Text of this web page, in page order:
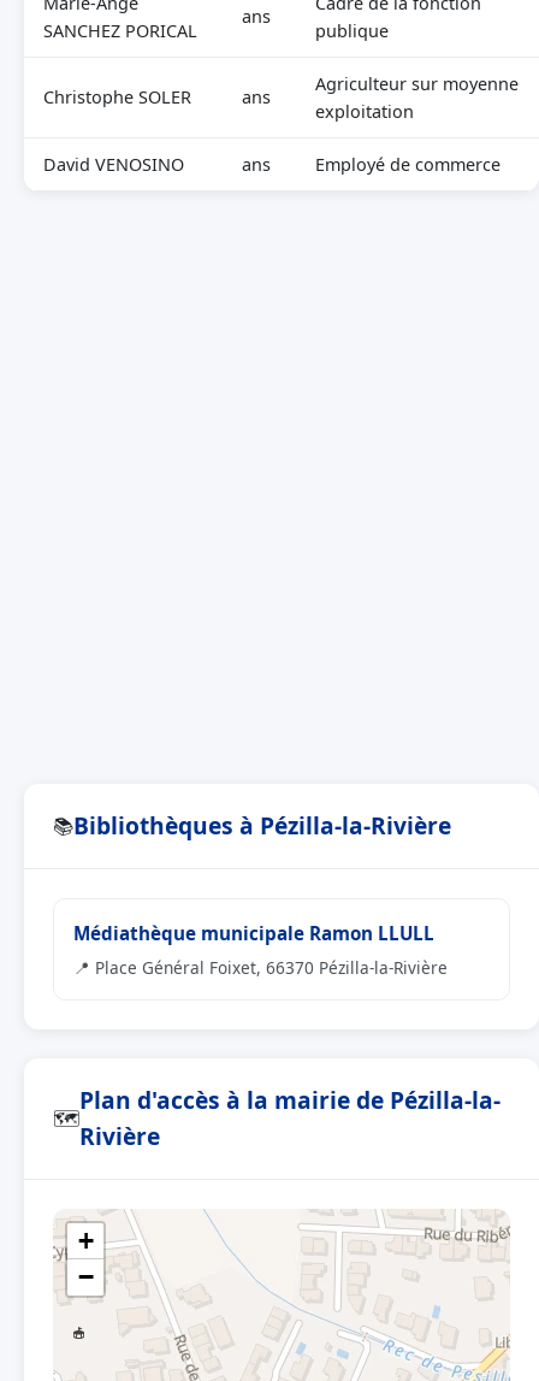
SANCHEZ PORICAL
ans
publique
Christophe SOLER ans
Agriculteur sur moyenne
exploitation
David VENOSINO ans Employé de commerce
📚Bibliothèques à Pézilla-la-Rivière
Médiathèque municipale Ramon LLULL
📍 Place Général Foixet, 66370 Pézilla-la-Rivière
🗺
Plan d'accès à la mairie de Pézilla-la-
Rivière
+
−